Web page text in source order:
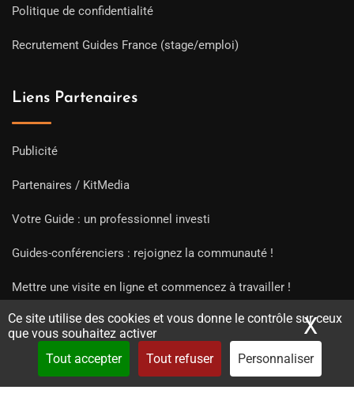
Ce site utilise des cookies et vous donne le contrôle sur ceux
que vous souhaitez activer
Tout accepter
Tout refuser Personnaliser
X
Politique de confidentialité
Recrutement Guides France (stage/emploi)
Liens Partenaires
Publicité
Partenaires / KitMedia
Votre Guide : un professionnel investi
Guides-conférenciers : rejoignez la communauté !
Mettre une visite en ligne et commencez à travailler !